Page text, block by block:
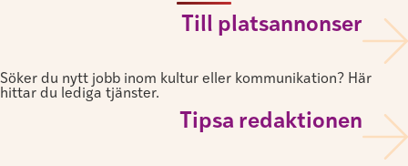
Till platsannonser
Söker du nytt jobb inom kultur eller kommunikation? Här
hittar du lediga tjänster.
Tipsa redaktionen